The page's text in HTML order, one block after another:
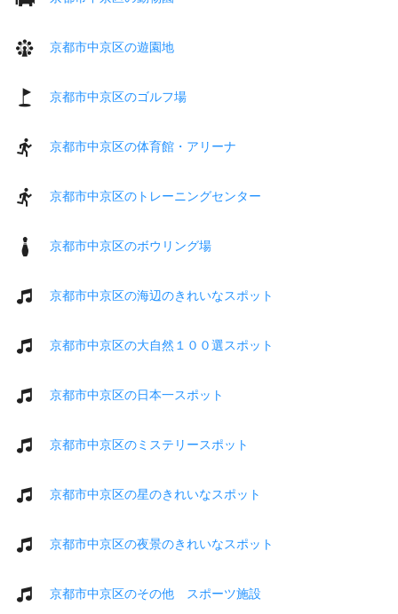
京都市中京区の遊園地
京都市中京区のゴルフ場
京都市中京区の体育館・アリーナ
京都市中京区のトレーニングセンター
京都市中京区のボウリング場
京都市中京区の海辺のきれいなスポット
京都市中京区の大自然１００選スポット
京都市中京区の日本一スポット
京都市中京区のミステリースポット
京都市中京区の星のきれいなスポット
京都市中京区の夜景のきれいなスポット
京都市中京区のその他 スポーツ施設